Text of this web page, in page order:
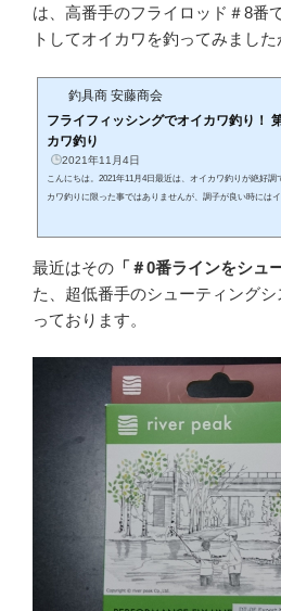
は、高番手のフライロッド＃8番
トしてオイカワを釣ってみました
釣具商 安藤商会
フライフィッシングでオイカワ釣り！
カワ釣り
2021年11月4日
こんにちは。2021年11月4日最近は、オイカワ釣りが絶好
カワ釣りに限った事ではありませんが、調子が良い時には
事なのです。何事も「上手くいっていない時」に、イロイ
最近はその 「＃0番ラインをシュ
た、超低番手のシューティング
っております。